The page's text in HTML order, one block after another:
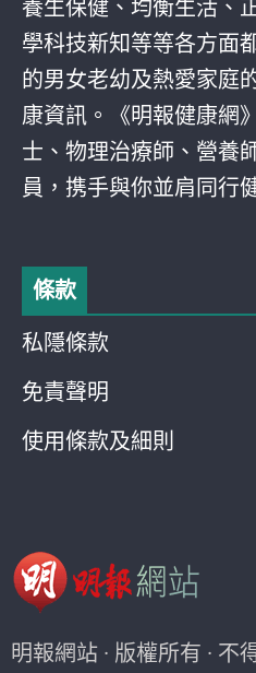
養生保健、均衡生活、
學科技新知等等各方面
的男女老幼及熱愛家庭
康資訊。《明報健康網
士、物理治療師、營養
員，携手與你並肩同行
條款
私隱條款
免責聲明
使用條款及細則
明報網站 · 版權所有 · 不